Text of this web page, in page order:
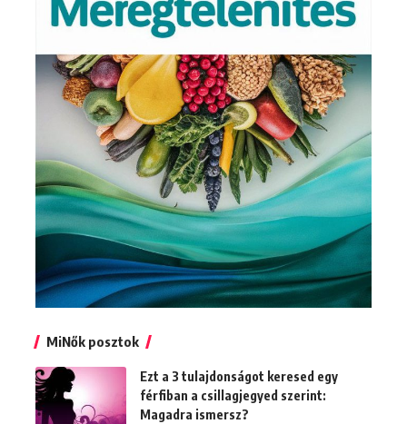
MiNők posztok
Ezt a 3 tulajdonságot keresed egy
férfiban a csillagjegyed szerint:
Magadra ismersz?